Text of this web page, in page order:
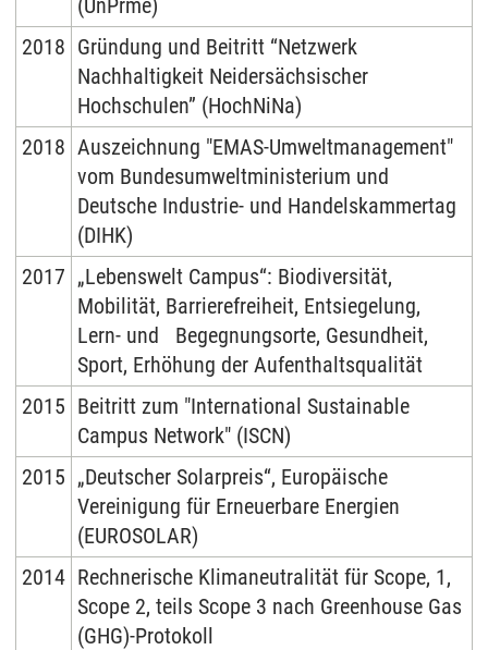
(UnPrme)
2018 Gründung und Beitritt “Netzwerk
Nachhaltigkeit Neidersächsischer
Hochschulen” (HochNiNa)
2018 Auszeichnung "EMAS-Umweltmanagement"
vom Bundesumweltministerium und
Deutsche Industrie- und Handelskammertag
(DIHK)
2017 „Lebenswelt Campus“: Biodiversität,
Mobilität, Barrierefreiheit, Entsiegelung,
Lern- und Begegnungsorte, Gesundheit,
Sport, Erhöhung der Aufenthaltsqualität
2015 Beitritt zum "International Sustainable
Campus Network" (ISCN)
2015 „Deutscher Solarpreis“, Europäische
Vereinigung für Erneuerbare Energien
(EUROSOLAR)
2014 Rechnerische Klimaneutralität für Scope, 1,
Scope 2, teils Scope 3 nach Greenhouse Gas
(GHG)-Protokoll